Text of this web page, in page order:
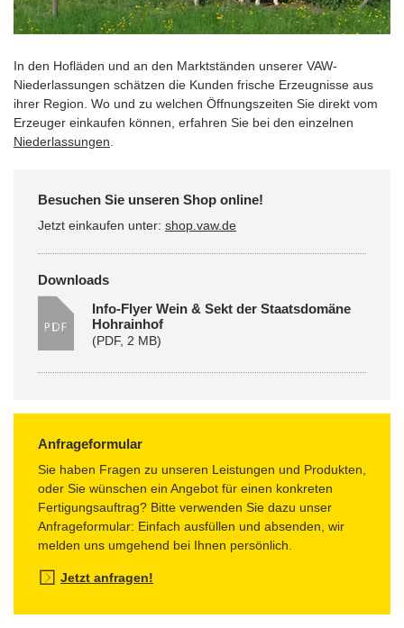
In den Hofläden und an den Marktständen unserer VAW-
Niederlassungen schätzen die Kunden frische Erzeugnisse aus
ihrer Region. Wo und zu welchen Öffnungszeiten Sie direkt vom
Erzeuger einkaufen können, erfahren Sie bei den einzelnen
Niederlassungen
Besuchen Sie unseren Shop online!
Jetzt einkaufen unter: shop.vaw.de
Downloads
Info-Flyer Wein & Sekt der Staatsdomäne
Hohrainhof
(PDF, 2 MB)
Anfrageformular
Sie haben Fragen zu unseren Leistungen und Produkten,
oder Sie wünschen ein Angebot für einen konkreten
Fertigungsauftrag? Bitte verwenden Sie dazu unser
Anfrageformular: Einfach ausfüllen und absenden, wir
melden uns umgehend bei Ihnen persönlich.
Jetzt anfragen!